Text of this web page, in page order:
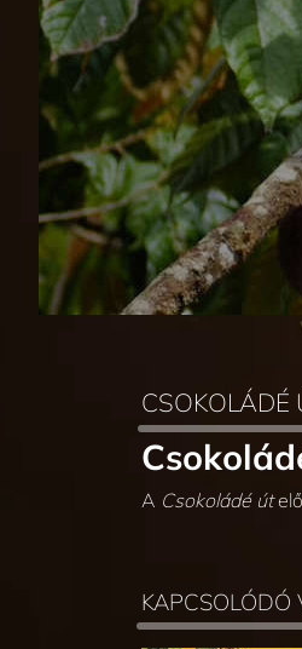
CSOKOLÁDÉ
A Csokoládé út
KAPCSOLÓDÓ